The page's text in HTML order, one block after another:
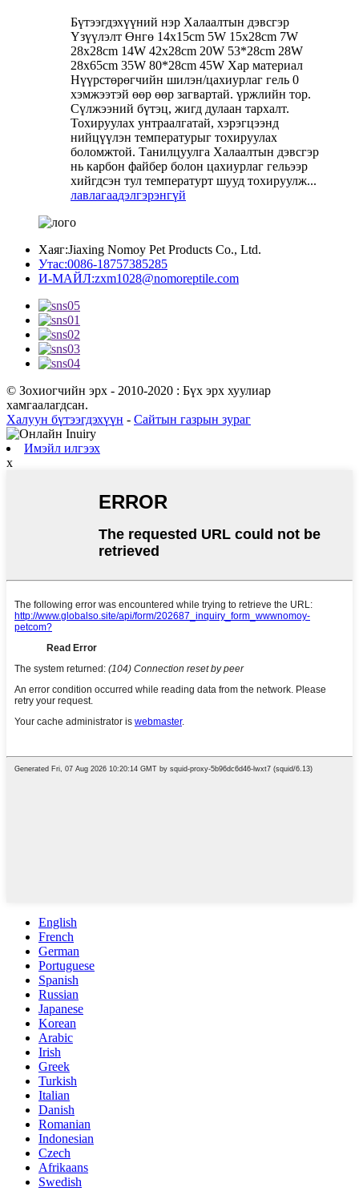
Бүтээгдэхүүний нэр Халаалтын дэвсгэр
Үзүүлэлт Өнгө 14x15cm 5W 15x28cm 7W
28x28cm 14W 42x28cm 20W 53*28cm 28W
28x65cm 35W 80*28cm 45W Хар материал
Нүүрстөрөгчийн шилэн/цахиурлаг гель 0
хэмжээтэй өөр өөр загвартай. үржлийн тор.
Сүлжээний бүтэц, жигд дулаан тархалт.
Тохируулах унтраалгатай, хэрэгцээнд
нийцүүлэн температурыг тохируулах
боломжтой. Танилцуулга Халаалтын дэвсгэр
нь карбон файбер болон цахиурлаг гельээр
хийгдсэн тул температурт шууд тохируулж...
лавлагаадэлгэрэнгүй
Хаяг:Jiaxing Nomoy Pet Products Co., Ltd.
Утас:0086-18757385285
И-МАЙЛ:zxm1028@nomoreptile.com
© Зохиогчийн эрх - 2010-2020 : Бүх эрх хуулиар
хамгаалагдсан.
Халуун бүтээгдэхүүн - Сайтын газрын зураг
Имэйл илгээх
x
English
French
German
Portuguese
Spanish
Russian
Japanese
Korean
Arabic
Irish
Greek
Turkish
Italian
Danish
Romanian
Indonesian
Czech
Afrikaans
Swedish